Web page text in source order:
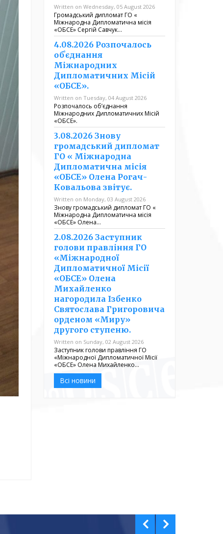
Written on Wednesday, 05 August 2026
Громадський дипломат ГО «
Міжнародна Дипломатична місія
«ОБСЕ» Сергій Савчук…
4.08.2026 Розпочалось
обʼєднання
Міжнародних
Дипломатичних Місій
«ОБСЕ».
Written on Tuesday, 04 August 2026
Розпочалось обʼєднання
Міжнародних Дипломатичних Місій
«ОБСЕ».
3.08.2026 Знову
громадський дипломат
ГО « Міжнародна
Дипломатична місія
«ОБСЕ» Олена Рогач-
Ковальова звітує.
Written on Monday, 03 August 2026
Знову громадський дипломат ГО «
Міжнародна Дипломатична місія
«ОБСЕ» Олена…
2.08.2026 Заступник
голови правління ГО
«Міжнародної
Дипломатичної Місії
«ОБСЕ» Олена
Михайленко
нагородила Ізбенко
Святослава Григоровича
орденом «Миру»
другого ступеню.
Written on Sunday, 02 August 2026
Заступник голови правління ГО
«Міжнародної Дипломатичної Місії
«ОБСЕ» Олена Михайленко…
Всі новини